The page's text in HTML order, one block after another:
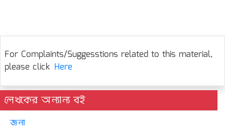
For Complaints/Suggesstions related to this material,
please click Here
লেখকের অন্যান্য বই
জনা